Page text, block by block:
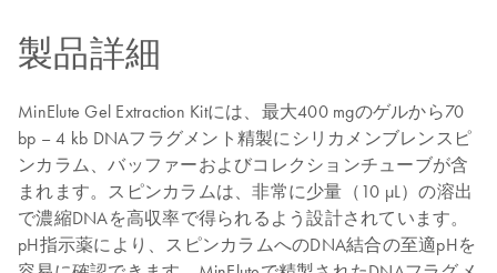
製品詳細
MinElute Gel Extraction Kitには、最大400 mgのゲルから70
bp – 4 kb DNAフラグメント精製にシリカメンブレンスピ
ンカラム、バッファーおよびコレクションチューブが含
まれます。スピンカラムは、非常に少量（10 µL）の溶出
で濃縮DNAを高収率で得られるよう設計されています。
pH指示薬により、スピンカラムへのDNA結合の至適pHを